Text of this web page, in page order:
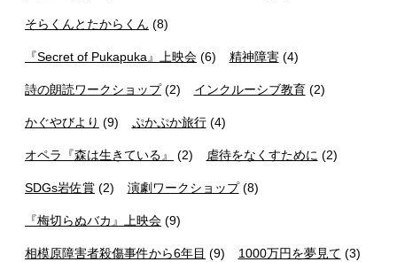
そらくんとたからくん (8)
『Secret of Pukapuka』上映会 (6) 精神障害(4)
詩の朗読ワークショップ(2) インクルーシブ教育(2)
かぐやびより (9) ぷかぷか旅行(4)
オペラ『森は生きている』 (2) 虐待をなくすために (2)
SDGs岩佐賞 (2) 演劇ワークショップ(8)
『梅切らぬバカ』上映会 (9)
相模原障害者殺傷事件から6年目 (9) 1000万円を夢見て (3)